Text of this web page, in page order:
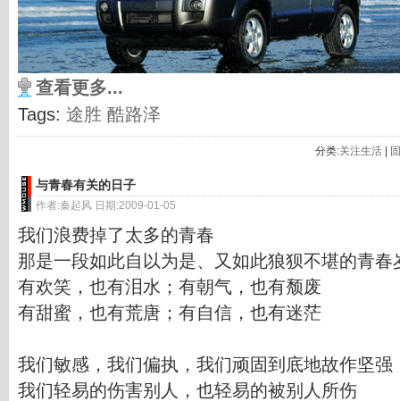
查看更多...
Tags: 途胜 酷路泽
分类:关注生活
与青春有关的日子
作者:秦起风 日期:2009-01-05
我们浪费掉了太多的青春
那是一段如此自以为是、又如此狼狈不堪的青春
有欢笑，也有泪水；有朝气，也有颓废
有甜蜜，也有荒唐；有自信，也有迷茫
我们敏感，我们偏执，我们顽固到底地故作坚强
我们轻易的伤害别人，也轻易的被别人所伤